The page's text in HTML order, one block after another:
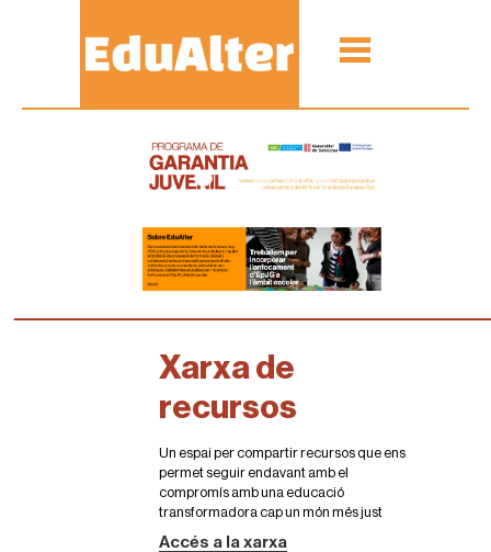
Xarxa de
recursos
Un espai per compartir recursos que ens
permet seguir endavant amb el
compromís amb una educació
transformadora cap un món més just
Accés a la xarxa